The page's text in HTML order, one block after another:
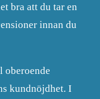
bra att du tar en
innan du
oberoende
kundnöjdhet. I